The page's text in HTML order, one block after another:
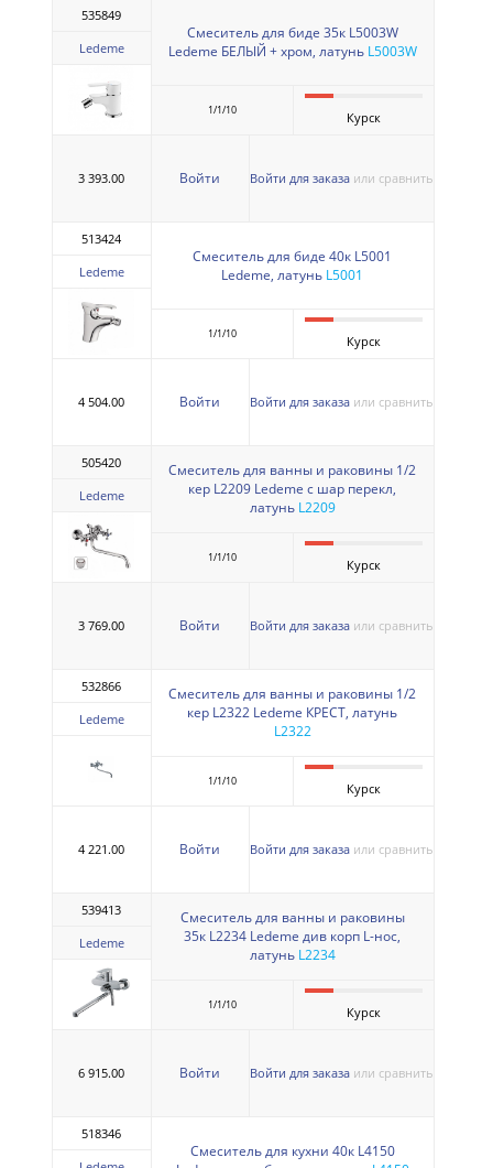
535849
Ledeme
Смеситель для биде 35к L5003W
Ledeme БЕЛЫЙ + хром, латунь L5003W
1/1/10 Курск
3 393.00 Войти Войти для заказа или сравнить
513424
Ledeme
Смеситель для биде 40к L5001
Ledeme, латунь L5001
1/1/10 Курск
4 504.00 Войти Войти для заказа или сравнить
505420
Ledeme
Смеситель для ванны и раковины 1/2
кер L2209 Ledeme с шар перекл,
латунь L2209
1/1/10 Курск
3 769.00 Войти Войти для заказа или сравнить
532866
Ledeme
Смеситель для ванны и раковины 1/2
кер L2322 Ledeme КРЕСТ, латунь
L2322
1/1/10 Курск
4 221.00 Войти Войти для заказа или сравнить
539413
Ledeme
Смеситель для ванны и раковины
35к L2234 Ledeme див корп L-нос,
латунь L2234
1/1/10 Курск
6 915.00 Войти Войти для заказа или сравнить
518346
Смеситель для кухни 40к L4150